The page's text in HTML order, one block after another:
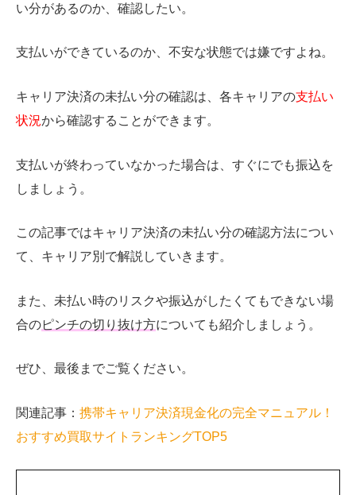
い分があるのか、確認したい。
支払いができているのか、不安な状態では嫌ですよね。
キャリア決済の未払い分の確認は、各キャリアの支払い
状況から確認することができます。
支払いが終わっていなかった場合は、すぐにでも振込を
しましょう。
この記事ではキャリア決済の未払い分の確認方法につい
て、キャリア別で解説していきます。
また、未払い時のリスクや振込がしたくてもできない場
合のピンチの切り抜け方についても紹介しましょう。
ぜひ、最後までご覧ください。
関連記事： 携帯キャリア決済現金化の完全マニュアル！
おすすめ買取サイトランキングTOP5